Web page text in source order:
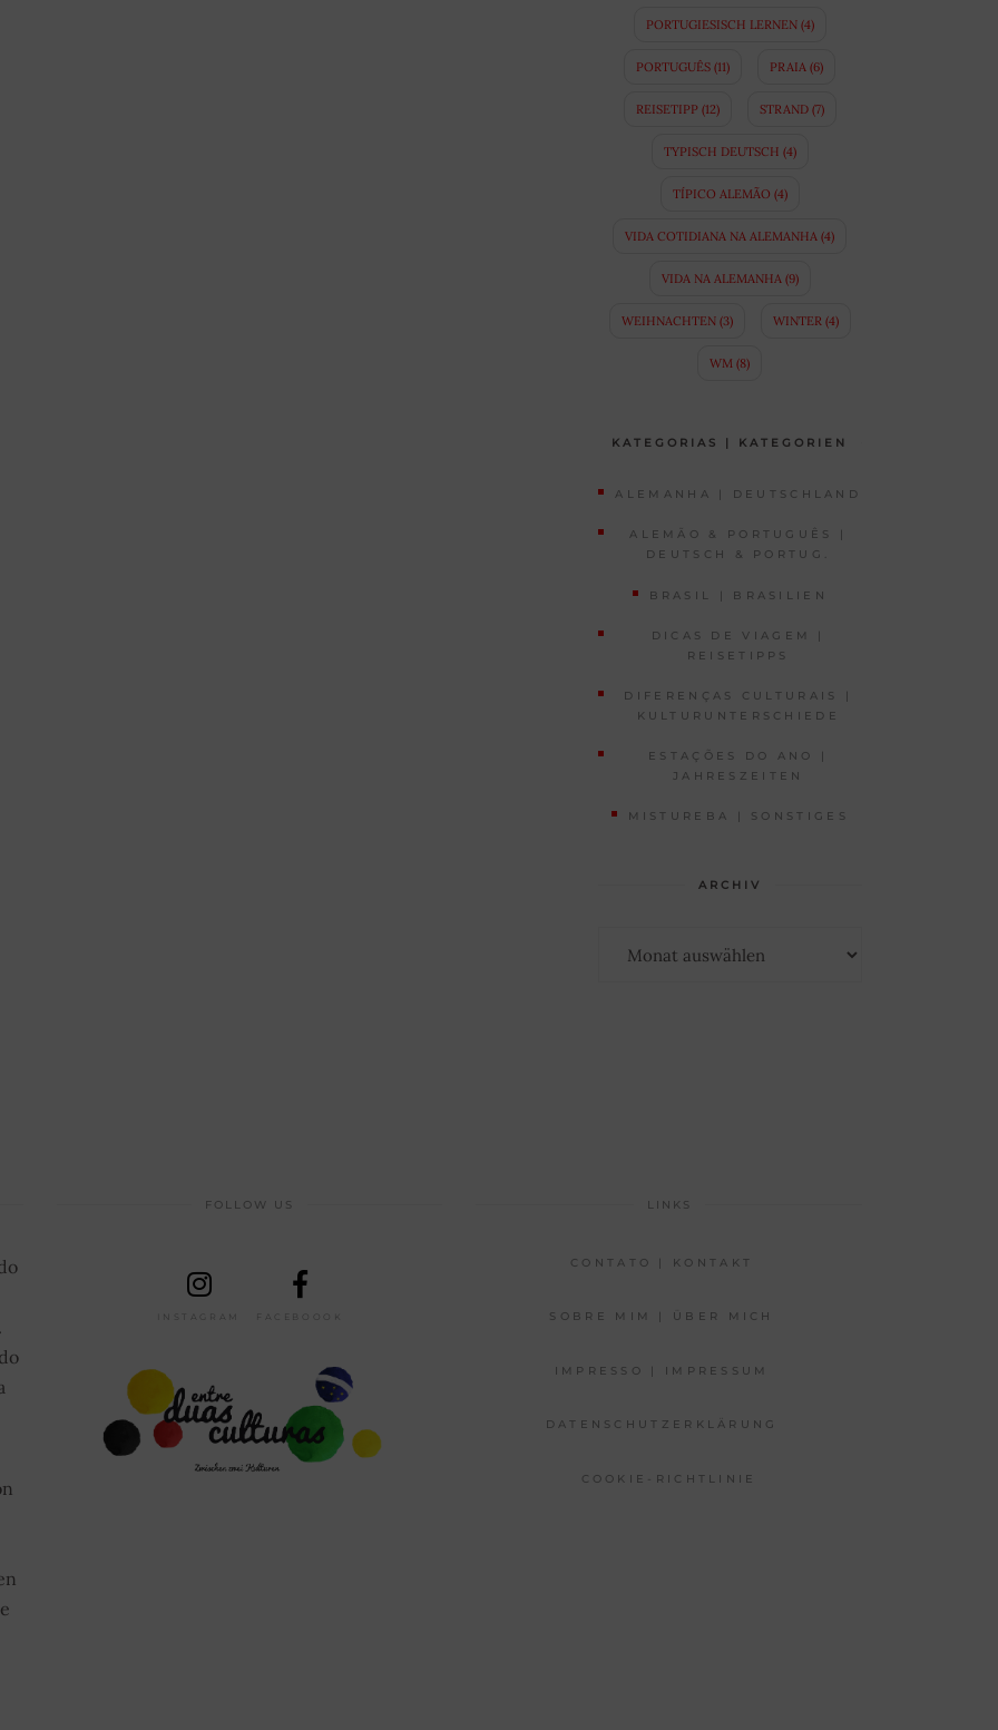
PORTUGIESISCH LERNEN(4)
PORTUGUÊS (11) PRAIA (6)
REISETIPP(12) STRAND(7)
TYPISCH DEUTSCH (4)
TÍPICO ALEMÃO (4)
VIDA COTIDIANA NA ALEMANHA (4)
VIDA NA ALEMANHA (9)
WEIHNACHTEN(3) WINTER (4)
WM (8)
KATEGORIAS | KATEGORIEN
ALEMANHA | DEUTSCHLAND
ALEMÃO & PORTUGUÊS |
DEUTSCH & PORTUG.
BRASIL | BRASILIEN
DICAS DE VIAGEM |
REISETIPPS
DIFERENÇAS CULTURAIS |
KULTURUNTERSCHIEDE
ESTAÇÕES DO ANO |
JAHRESZEITEN
MISTUREBA | SONSTIGES
ARCHIV
FOLLOW US
INSTAGRAM FACEBOOOK
LINKS
CONTATO | KONTAKT
SOBRE MIM | ÜBER MICH
IMPRESSO | IMPRESSUM
DATENSCHUTZERKLÄRUNG
COOKIE-RICHTLINIE